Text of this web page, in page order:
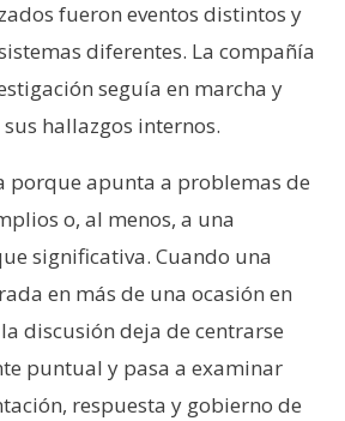
fueron eventos distintos y
diferentes. La compañía
seguía en marcha y
hallazgos internos.
porque apunta a problemas de
o, al menos, a una
significativa. Cuando una
en más de una ocasión en
discusión deja de centrarse
puntual y pasa a examinar
respuesta y gobierno de